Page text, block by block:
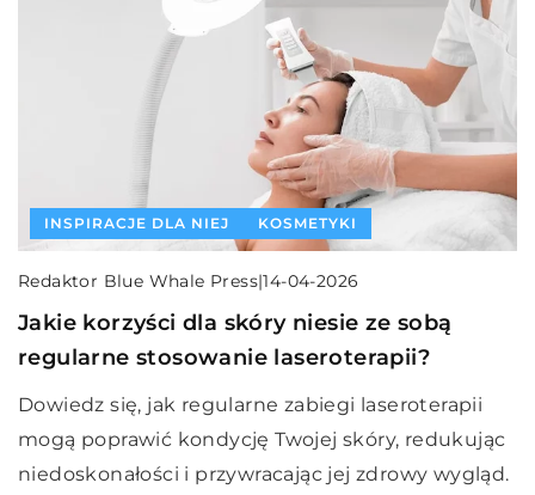
INSPIRACJE DLA NIEJ KOSMETYKI
Redaktor Blue Whale Press|14-04-2026
Jakie korzyści dla skóry niesie ze sobą
regularne stosowanie laseroterapii?
Dowiedz się, jak regularne zabiegi laseroterapii
mogą poprawić kondycję Twojej skóry, redukując
niedoskonałości i przywracając jej zdrowy wygląd.